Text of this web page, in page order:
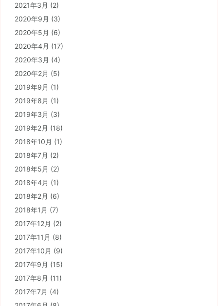
2021年3月 (2)
2020年9月 (3)
2020年5月 (6)
2020年4月 (17)
2020年3月 (4)
2020年2月 (5)
2019年9月 (1)
2019年8月 (1)
2019年3月 (3)
2019年2月 (18)
2018年10月 (1)
2018年7月 (2)
2018年5月 (2)
2018年4月 (1)
2018年2月 (6)
2018年1月 (7)
2017年12月 (2)
2017年11月 (8)
2017年10月 (9)
2017年9月 (15)
2017年8月 (11)
2017年7月 (4)